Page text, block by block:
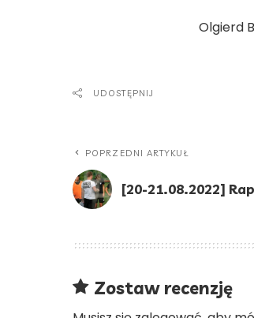
Olgierd
UDOSTĘPNIJ
POPRZEDNI ARTYKUŁ
[20-21.08.2022]
Zostaw recenzję